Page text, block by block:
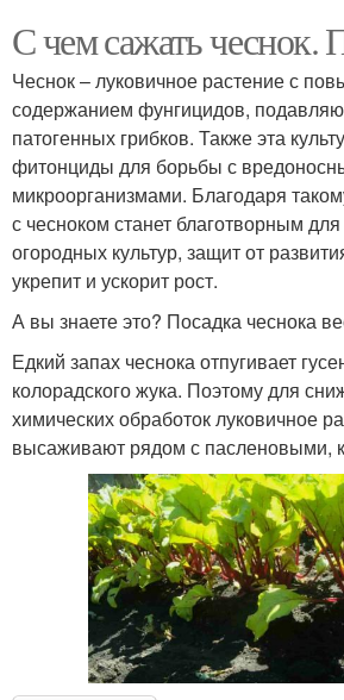
С чем сажать чеснок.
Чеснок – луковичное растение с
содержанием фунгицидов,
патогенных грибков. Также эта
фитонциды для борьбы с
микроорганизмами. Благодаря
с чесноком станет благотворным
огородных культур, защит от
укрепит и ускорит рост.
А вы знаете это? Посадка чеснока
Едкий запах чеснока отпугивает
колорадского жука. Поэтому для
химических обработок луковичное
высаживают рядом с пасленовыми,